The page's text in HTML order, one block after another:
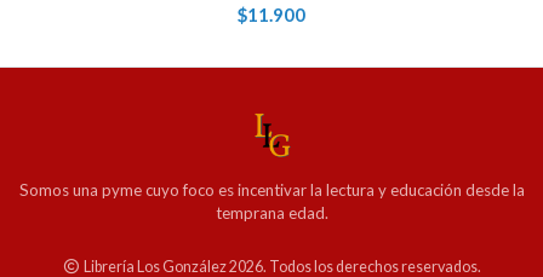
$11.900
Somos una pyme cuyo foco es incentivar la lectura y educación desde la
temprana edad.
Librería Los González 2026. Todos los derechos reservados.